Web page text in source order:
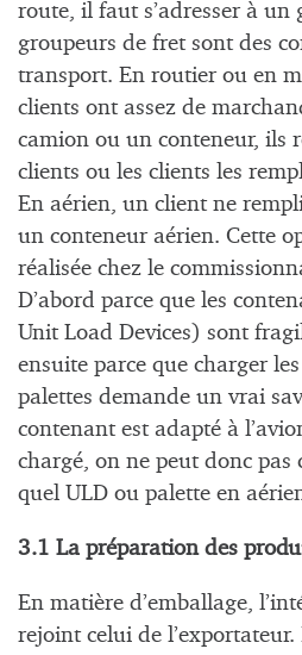
route, il faut s’adresser à un
groupeurs de fret sont des
transport. En routier ou en
clients ont assez de
camion ou un conteneur, ils
clients ou les clients les
En aérien, un client ne
un conteneur aérien. Cette
réalisée chez le
D’abord parce que les
Unit Load Devices) sont
ensuite parce que charger
palettes demande un vrai
contenant est adapté à
chargé, on ne peut donc pas
quel ULD ou palette en
3.1 La préparation des
En matière d’emballage,
rejoint celui de